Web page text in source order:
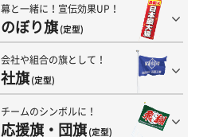
幕と一緒に！宣伝効果UP！
のぼり旗 (定型)
会社や組合の旗として！
社旗 (定型)
チームのシンボルに！
応援旗・団旗 (定型)